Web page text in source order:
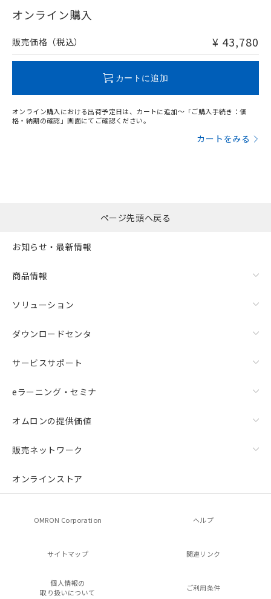
在庫等で未対応品が混在する可能性があります。
問い合わせください。
オンライン購入
販売価格（税込） ¥ 43,780
カートに追加
オンライン購入における出荷予定日は、カートに追加～「ご購入手続き：価
格・納期の確認」画面にてご確認ください。
カートをみる
ページ先頭へ戻る
お知らせ・最新情報
商品情報
ソリューション
ダウンロードセンタ
サービスサポート
eラーニング・セミナ
オムロンの提供価値
販売ネットワーク
オンラインストア
OMRON Corporation ヘルプ
サイトマップ 関連リンク
個人情報の
取り扱いについて
ご利用条件